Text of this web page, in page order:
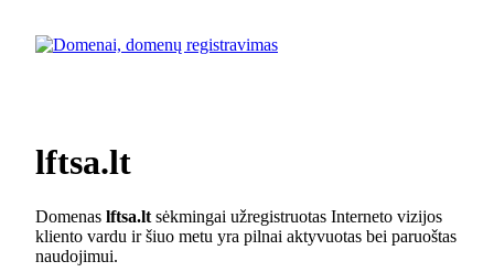
lftsa.lt
Domenas lftsa.lt sėkmingai užregistruotas Interneto vizijos
kliento vardu ir šiuo metu yra pilnai aktyvuotas bei paruoštas
naudojimui.